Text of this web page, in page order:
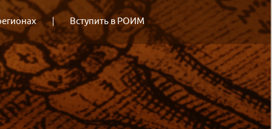
Вступить в РОИМ